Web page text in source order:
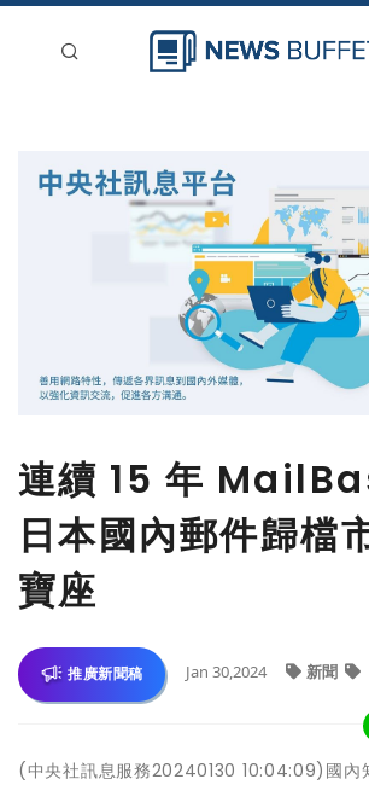
連續 15 年
日本國內郵件歸檔
寶座
推廣新聞稿 Jan 30,2024 新聞
(中央社訊息服務20240130 10:04:09)國內